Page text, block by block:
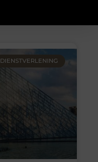
DIENSTVERLENING